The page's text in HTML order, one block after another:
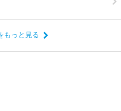
もっと見る